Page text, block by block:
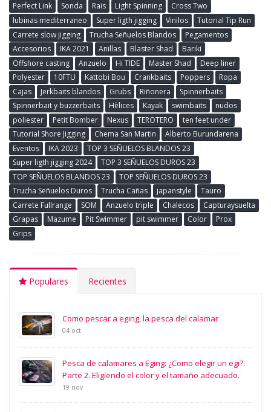
Perfect Link
Sonda Rais Light Spinning
Cross Two
lubinas mediterraneo
Super ligth jigging Vinilos
Tutorial Tip Run
Carrete slow jigging
Trucha Señuelos Blandos
Pegamentos
Accesorios
IKA 2021 Anillas Blaster Shad
Bariki
Offshore casting
Anzuelo Hi TIDE Master Shad
Deep liner
Polyester
10FTU Kattobi Bou Crankbaits Poppers
Ropa
Cajas
Jerkbaits blandos Grubs Riñonera
Spinnerbaits
Spinnerbait y buzzerbaits
Hèlices Kayak swimbaits
nudos
poliester
Petit Bomber Nexus TEROTERO
ten feet under
Tutorial Shore Jigging
Chema San Martin
Alberto Burundarena
Eventos
IKA 2023
TOP 3 SEÑUELOS BLANDOS 23
Super ligth jigging 2024
TOP 3 SEÑUELOS DUROS 23
TOP SEÑUELOS BLANDOS 23
TOP SEÑUELOS DUROS 23
Trucha Señuelos Duros
Trucha Cañas japanstyle
Tauro
Carrete Fullrange
SOM Anzuelo triple Chalecos
Capturaysuelta
Grapas
Mazume Pit Swimmer pit swimmer Color
Prox
Grips
Populares Recientes
Como pescar a eging, la pesca del calamar
04 oct
Pesca de calamares a Eging: ¿Como elegir un egi?.
Parte 2. Eligiendo el color y el tamaño adecuado.
19 nov